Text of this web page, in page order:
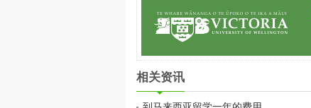
相关资讯